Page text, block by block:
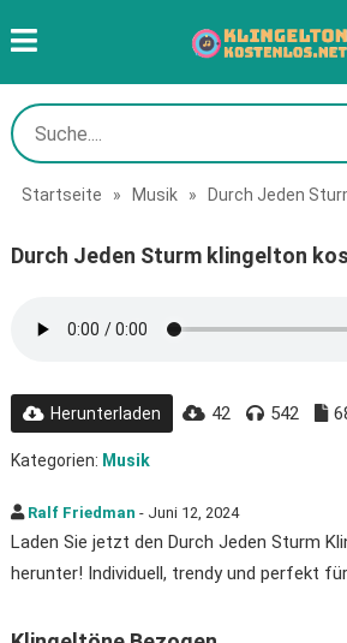
Startseite » Musik » Durch Jeden
Durch Jeden Sturm klingelton
Herunterladen 42 542
Kategorien: Musik
Ralf Friedman - Juni 12, 2024
Laden Sie jetzt den Durch Jeden Sturm
herunter! Individuell, trendy und perfekt